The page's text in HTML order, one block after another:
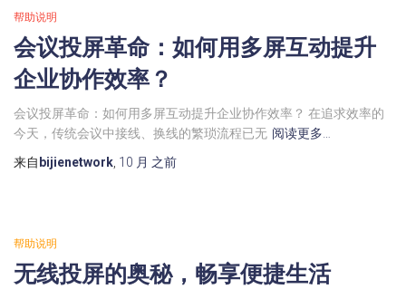
帮助说明
会议投屏革命：如何用多屏互动提升
企业协作效率？
会议投屏革命：如何用多屏互动提升企业协作效率？ 在追求效率的
今天，传统会议中接线、换线的繁琐流程已无 阅读更多…
来自 bijienetwork 10 月 之前
帮助说明
无线投屏的奥秘，畅享便捷生活